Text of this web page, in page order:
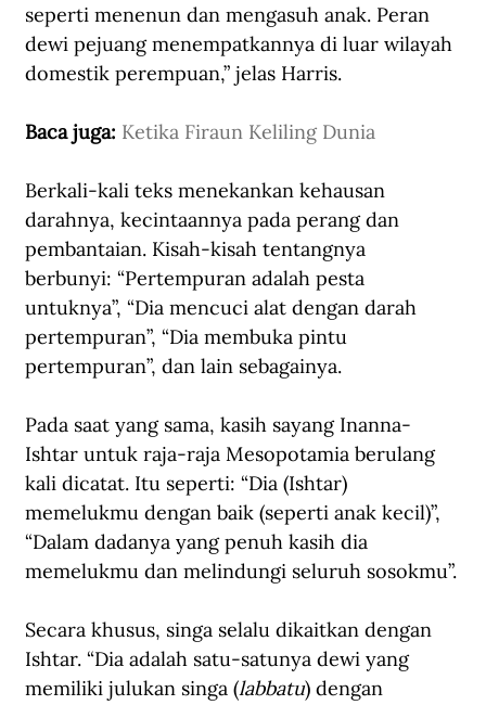
seperti menenun dan mengasuh anak. Peran
dewi pejuang menempatkannya di luar wilayah
domestik perempuan,” jelas Harris.
Baca juga: Ketika Firaun Keliling Dunia
Berkali-kali teks menekankan kehausan
darahnya, kecintaannya pada perang dan
pembantaian. Kisah-kisah tentangnya
berbunyi: “Pertempuran adalah pesta
untuknya”, “Dia mencuci alat dengan darah
pertempuran”, “Dia membuka pintu
pertempuran”, dan lain sebagainya.
Pada saat yang sama, kasih sayang Inanna-
Ishtar untuk raja-raja Mesopotamia berulang
kali dicatat. Itu seperti: “Dia (Ishtar)
memelukmu dengan baik (seperti anak kecil)”,
“Dalam dadanya yang penuh kasih dia
memelukmu dan melindungi seluruh sosokmu”.
Secara khusus, singa selalu dikaitkan dengan
Ishtar. “Dia adalah satu-satunya dewi yang
memiliki julukan singa (labbatu) dengan